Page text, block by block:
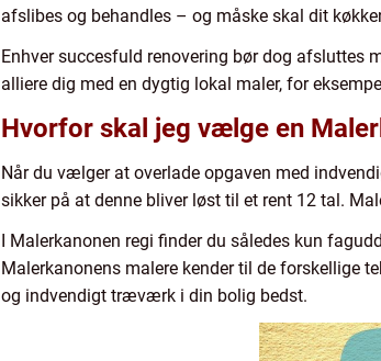
afslibes og behandles – og måske skal dit
Enhver succesfuld renovering bør dog afsluttes
alliere dig med en dygtig lokal maler, for
Hvorfor skal jeg vælge en
Når du vælger at overlade opgaven med
sikker på at denne bliver løst til et rent 12 tal.
I Malerkanonen regi finder du således kun
Malerkanonens malere kender til de forskellige
og indvendigt træværk i din bolig bedst.